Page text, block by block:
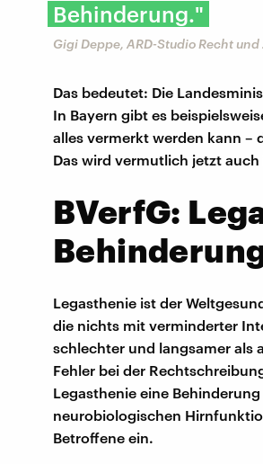
Behinderung."
Gigi Deppe, ARD-Studio Recht
Das bedeutet: Die
In Bayern gibt es
alles vermerkt werden kann –
Das wird vermutlich jetzt
BVerfG:
Legasthenie ist der
die nichts mit verminderter
schlechter und langsamer als
Fehler bei der
Legasthenie eine
neurobiologischen
Betroffene ein.